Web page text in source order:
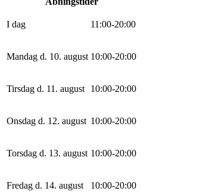
I dag 11 :00-20:00
Mandag d. 10. august 10:00-20:00
Tirsdag d. 11. august 10:00-20:00
Onsdag d. 12. august 10:00-20:00
Torsdag d. 13. august 10:00-20:00
Fredag d. 14. august 10:00-20:00